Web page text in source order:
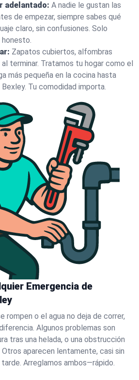
adelantado: A nadie le gustan las
de empezar, siempre sabes qué
claro, sin confusiones. Solo
Zapatos cubiertos, alfombras
terminar. Tratamos tu hogar como el
más pequeña en la cocina hasta
Tu comodidad importa.
Emergencia de
rompen o el agua no deja de correr,
Algunos problemas son
tras una helada, o una obstrucción
aparecen lentamente, casi sin
Arreglamos ambos—rápido.